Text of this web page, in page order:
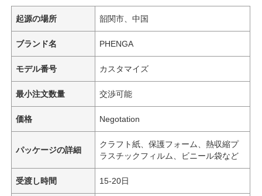
起源の場所 韶関市、中国
ブランド名 PHENGA
モデル番号 カスタマイズ
最小注文数量 交渉可能
価格 Negotation
パッケージの詳細
クラフト紙、保護フォーム、熱収縮プ
ラスチックフィルム、ビニール袋など
受渡し時間 15-20日